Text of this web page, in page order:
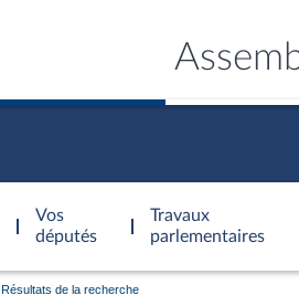
Vos
députés
Travaux
parlementaires
Résultats de la recherche